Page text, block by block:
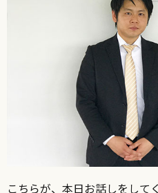
こちらが、本日お話しをして